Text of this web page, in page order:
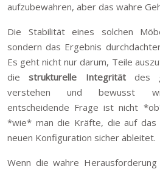
aufzubewahren, aber das wahre
Die Stabilität eines solchen
sondern das Ergebnis
Es geht nicht nur darum, Teile
diestrukturelle Integritätdes
verstehen und bewusst
entscheidende Frage ist nicht
*wie* man die Kräfte, die auf
neuen Konfiguration sicher ableitet.
Wenn die wahre